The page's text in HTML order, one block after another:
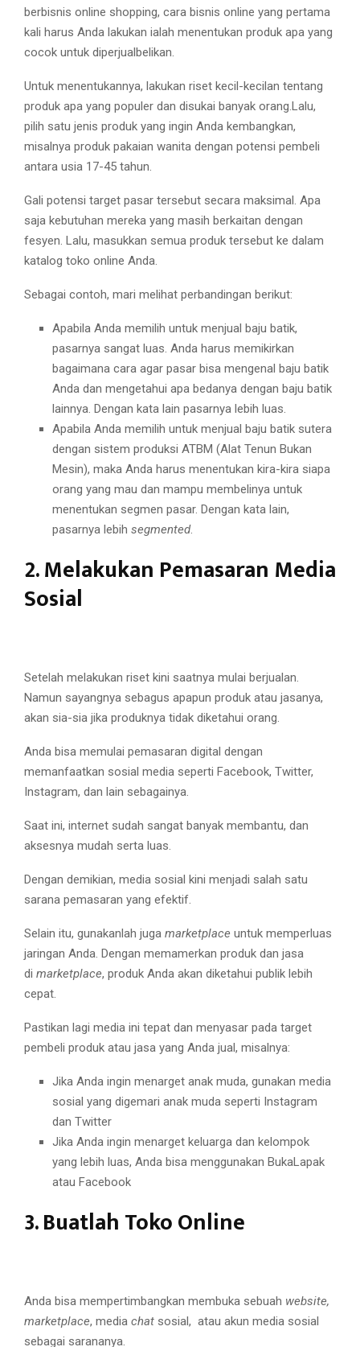
berbisnis online shopping, cara bisnis online yang pertama
kali harus Anda lakukan ialah menentukan produk apa yang
cocok untuk diperjualbelikan.
Untuk menentukannya, lakukan riset kecil-kecilan tentang
produk apa yang populer dan disukai banyak orang.Lalu,
pilih satu jenis produk yang ingin Anda kembangkan,
misalnya produk pakaian wanita dengan potensi pembeli
antara usia 17-45 tahun.
Gali potensi target pasar tersebut secara maksimal. Apa
saja kebutuhan mereka yang masih berkaitan dengan
fesyen. Lalu, masukkan semua produk tersebut ke dalam
katalog toko online Anda.
Sebagai contoh, mari melihat perbandingan berikut:
Apabila Anda memilih untuk menjual baju batik,
pasarnya sangat luas. Anda harus memikirkan
bagaimana cara agar pasar bisa mengenal baju batik
Anda dan mengetahui apa bedanya dengan baju batik
lainnya. Dengan kata lain pasarnya lebih luas.
Apabila Anda memilih untuk menjual baju batik sutera
dengan sistem produksi ATBM (Alat Tenun Bukan
Mesin), maka Anda harus menentukan kira-kira siapa
orang yang mau dan mampu membelinya untuk
menentukan segmen pasar. Dengan kata lain,
pasarnya lebih segmented.
2. Melakukan Pemasaran Media
Sosial
Setelah melakukan riset kini saatnya mulai berjualan.
Namun sayangnya sebagus apapun produk atau jasanya,
akan sia-sia jika produknya tidak diketahui orang.
Anda bisa memulai pemasaran digital dengan
memanfaatkan sosial media seperti Facebook, Twitter,
Instagram, dan lain sebagainya.
Saat ini, internet sudah sangat banyak membantu, dan
aksesnya mudah serta luas.
Dengan demikian, media sosial kini menjadi salah satu
sarana pemasaran yang efektif.
Selain itu, gunakanlah juga marketplace untuk memperluas
jaringan Anda. Dengan memamerkan produk dan jasa
di marketplace, produk Anda akan diketahui publik lebih
cepat.
Pastikan lagi media ini tepat dan menyasar pada target
pembeli produk atau jasa yang Anda jual, misalnya:
Jika Anda ingin menarget anak muda, gunakan media
sosial yang digemari anak muda seperti Instagram
dan Twitter
Jika Anda ingin menarget keluarga dan kelompok
yang lebih luas, Anda bisa menggunakan BukaLapak
atau Facebook
3. Buatlah Toko Online
Anda bisa mempertimbangkan membuka sebuah website,
marketplace, media chat sosial, atau akun media sosial
sebagai sarananya.